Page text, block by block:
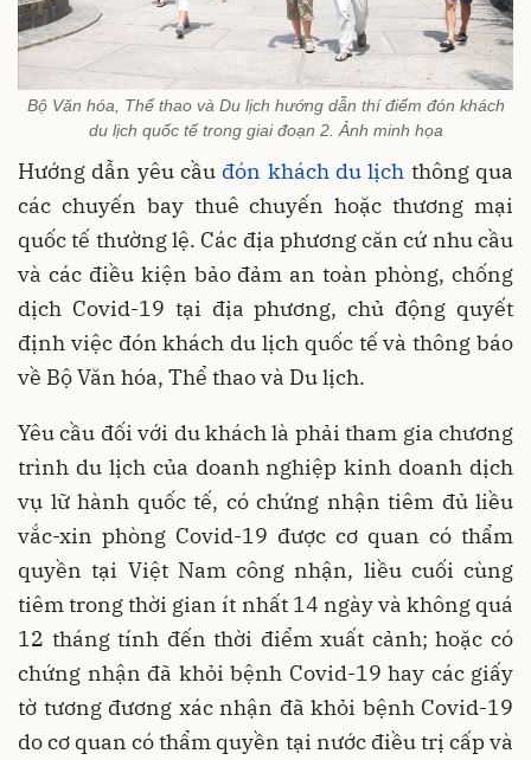
Bộ Văn hóa, Thể thao và Du lịch hướng dẫn thí điểm đón khách
du lịch quốc tế trong giai đoạn 2. Ảnh minh họa
Hướng dẫn yêu cầu đón khách du lịch thông qua
các chuyến bay thuê chuyến hoặc thương mại
quốc tế thường lệ. Các địa phương căn cứ nhu cầu
và các điều kiện bảo đảm an toàn phòng, chống
dịch Covid-19 tại địa phương, chủ động quyết
định việc đón khách du lịch quốc tế và thông báo
về Bộ Văn hóa, Thể thao và Du lịch.
Yêu cầu đối với du khách là phải tham gia chương
trình du lịch của doanh nghiệp kinh doanh dịch
vụ lữ hành quốc tế, có chứng nhận tiêm đủ liều
vắc-xin phòng Covid-19 được cơ quan có thẩm
quyền tại Việt Nam công nhận, liều cuối cùng
tiêm trong thời gian ít nhất 14 ngày và không quá
12 tháng tính đến thời điểm xuất cảnh; hoặc có
chứng nhận đã khỏi bệnh Covid-19 hay các giấy
tờ tương đương xác nhận đã khỏi bệnh Covid-19
do cơ quan có thẩm quyền tại nước điều trị cấp và